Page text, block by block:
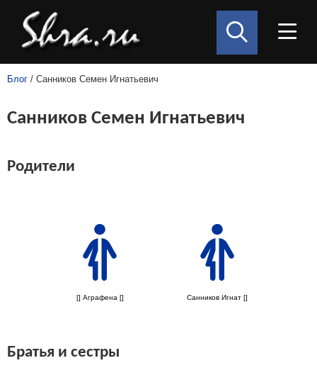
Блог / Санников Семен Игнатьевич
Санников Семен Игнатьевич
Родители
[] Аграфена [] Санников Игнат []
Братья и сестры